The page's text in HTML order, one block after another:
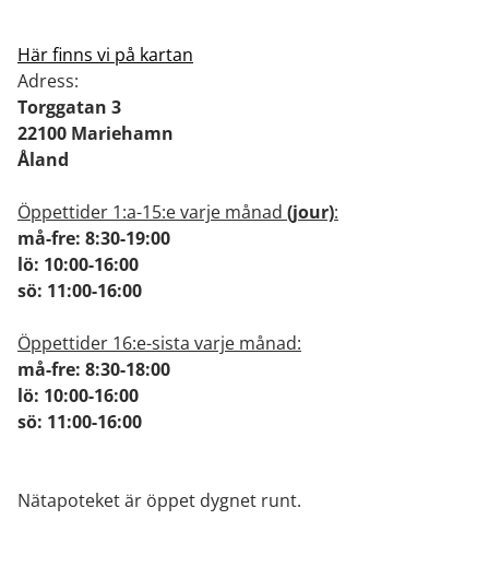
Här finns vi på kartan
Adress:
Torggatan 3
22100 Mariehamn
Åland
Öppettider 1:a-15:e varje månad (jour):
må-fre: 8:30-19:00
lö: 10:00-16:00
sö: 11:00-16:00
Öppettider 16:e-sista varje månad:
må-fre: 8:30-18:00
lö: 10:00-16:00
sö: 11:00-16:00
Nätapoteket är öppet dygnet runt.